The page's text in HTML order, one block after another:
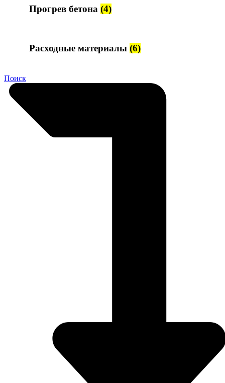
Прогрев бетона (4)
Расходные материалы (6)
Поиск